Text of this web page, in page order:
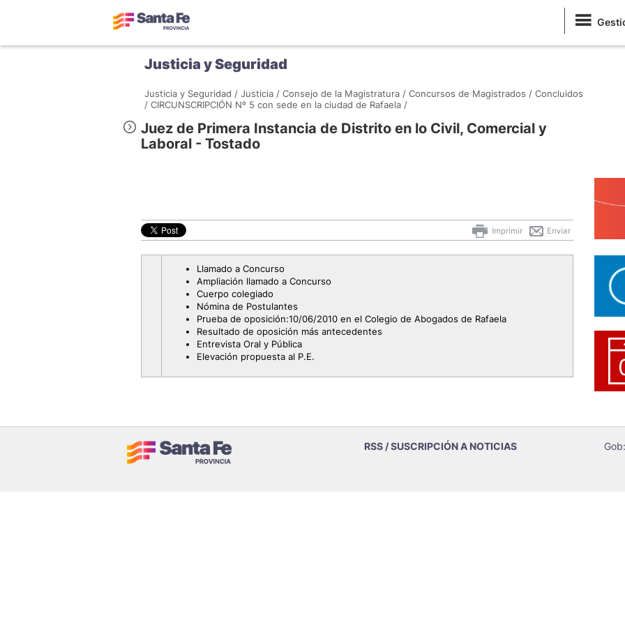
Justicia y Seguridad
Justicia y Seguridad / Justicia / Consejo de la Magistratura / Concursos de Magistrados / Concluidos
/ CIRCUNSCRIPCIÓN Nº 5 con sede en la ciudad de Rafaela /
Juez de Primera Instancia de Distrito en lo Civil, Comercial y
Laboral - Tostado
Enviar
Imprimir
Llamado a Concurso
Ampliación llamado a Concurso
Cuerpo colegiado
Nómina de Postulantes
Prueba de oposición:10/06/2010 en el Colegio de Abogados de Rafaela
Resultado de oposición más antecedentes
Entrevista Oral y Pública
Elevación propuesta al P.E.
RSS / SUSCRIPCIÓN A NOTICIAS